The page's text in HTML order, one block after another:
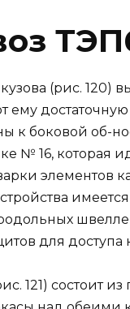
(рис. 120)
ему
к боковой об-
№ 16, которая
элементов
для
121) состоит